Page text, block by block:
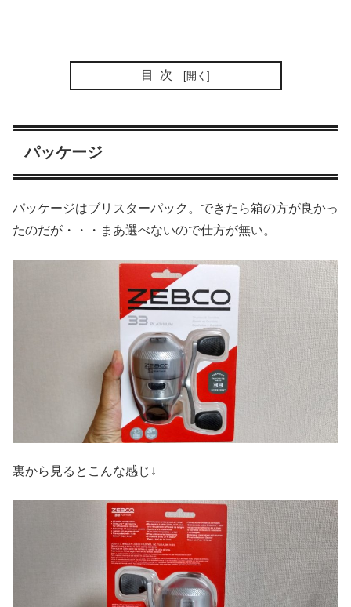
目次
パッケージ
パッケージはブリスターパック。できたら箱の方が良かっ
たのだが・・・まあ選べないので仕方が無い。
裏から見るとこんな感じ↓